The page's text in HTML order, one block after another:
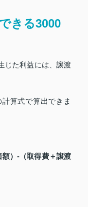
きる3000
じた利益には、譲渡
算式で算出できま
）-（取得費＋譲渡